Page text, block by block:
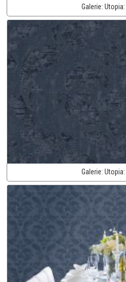
Galerie: Utopia:
Galerie: Utopia: